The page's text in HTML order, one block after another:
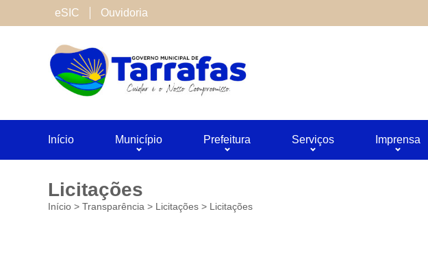
eSIC Ouvidoria
Início Município Prefeitura Serviços Imprensa
Licitações
Início > Transparência > Licitações > Licitações
Cookies de terceiros
São cookies inseridos por serviços associados ao site oferecido por
Salvar